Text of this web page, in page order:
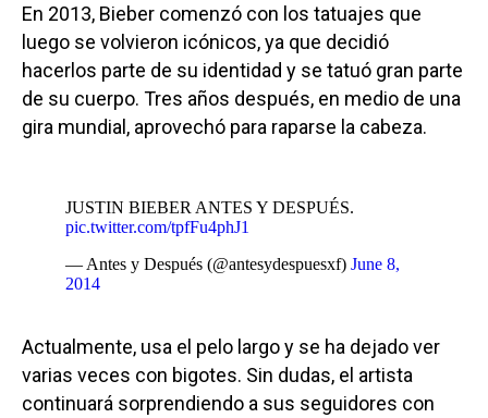
En 2013, Bieber comenzó con los tatuajes que
luego se volvieron icónicos, ya que decidió
hacerlos parte de su identidad y se tatuó gran parte
de su cuerpo. Tres años después, en medio de una
gira mundial, aprovechó para raparse la cabeza.
JUSTIN BIEBER ANTES Y DESPUÉS.
pic.twitter.com/tpfFu4phJ1
— Antes y Después (@antesydespuesxf) June 8,
2014
Actualmente, usa el pelo largo y se ha dejado ver
varias veces con bigotes. Sin dudas, el artista
continuará sorprendiendo a sus seguidores con